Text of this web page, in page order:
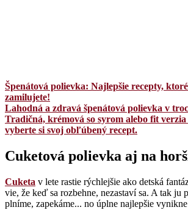
Špenátová polievka: Najlepšie recepty,
zamilujete!
Lahodná a zdravá špenátová polievka v
Tradičná, krémová so syrom alebo fit verzia
vyberte si svoj obľúbený recept.
Cuketová polievka aj na
Cuketa v lete rastie rýchlejšie ako detská
vie, že keď sa rozbehne, nezastaví sa. A tak ju
plníme, zapekáme... no úplne najlepšie